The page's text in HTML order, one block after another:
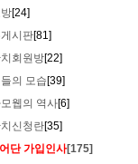
[24]
시판[81]
회원방[22]
의 모습[39]
웹의 역사[6]
신청란[35]
단 가입인사[175]